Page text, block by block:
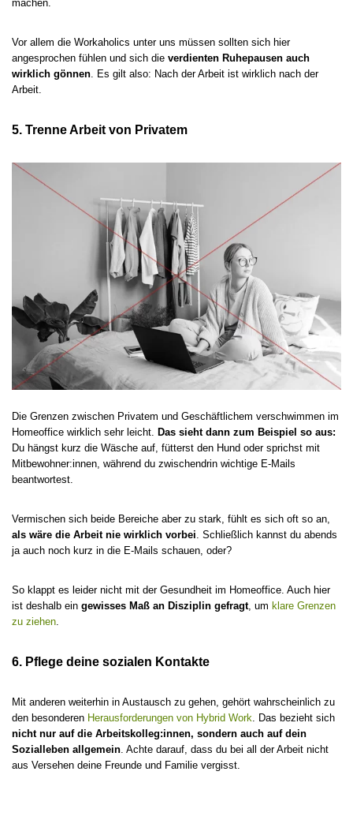
machen.
Vor allem die Workaholics unter uns müssen sollten sich hier
angesprochen fühlen und sich die verdienten Ruhepausen auch
wirklich gönnen. Es gilt also: Nach der Arbeit ist wirklich nach der
Arbeit.
5. Trenne Arbeit von Privatem
Die Grenzen zwischen Privatem und Geschäftlichem verschwimmen im
Homeoffice wirklich sehr leicht.
Das sieht dann zum Beispiel so aus:
Du hängst kurz die Wäsche auf, fütterst den Hund oder sprichst mit
Mitbewohner:innen, während du zwischendrin wichtige E-Mails
beantwortest.
Vermischen sich beide Bereiche aber zu stark, fühlt es sich oft so an,
als wäre die Arbeit nie wirklich vorbei . Schließlich kannst du abends
ja auch noch kurz in die E-Mails schauen, oder?
So klappt es leider nicht mit der Gesundheit im Homeoffice. Auch hier
ist deshalb ein gewisses Maß an Disziplin gefragt, um klare Grenzen
zu ziehen
6. Pflege deine sozialen Kontakte
Mit anderen weiterhin in Austausch zu gehen, gehört wahrscheinlich zu
den besonderen Herausforderungen von Hybrid Work . Das bezieht sich
nicht nur auf die Arbeitskolleg:innen, sondern auch auf dein
Sozialleben allgemein . Achte darauf, dass du bei all der Arbeit nicht
aus Versehen deine Freunde und Familie vergisst.